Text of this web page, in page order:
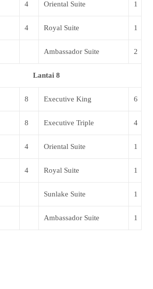
4 Oriental Suite 1
4 Royal Suite 1
Ambassador Suite 2
Lantai 8
8 Executive King 6
8 Executive Triple 4
4 Oriental Suite 1
4 Royal Suite 1
Sunlake Suite 1
Ambassador Suite 1